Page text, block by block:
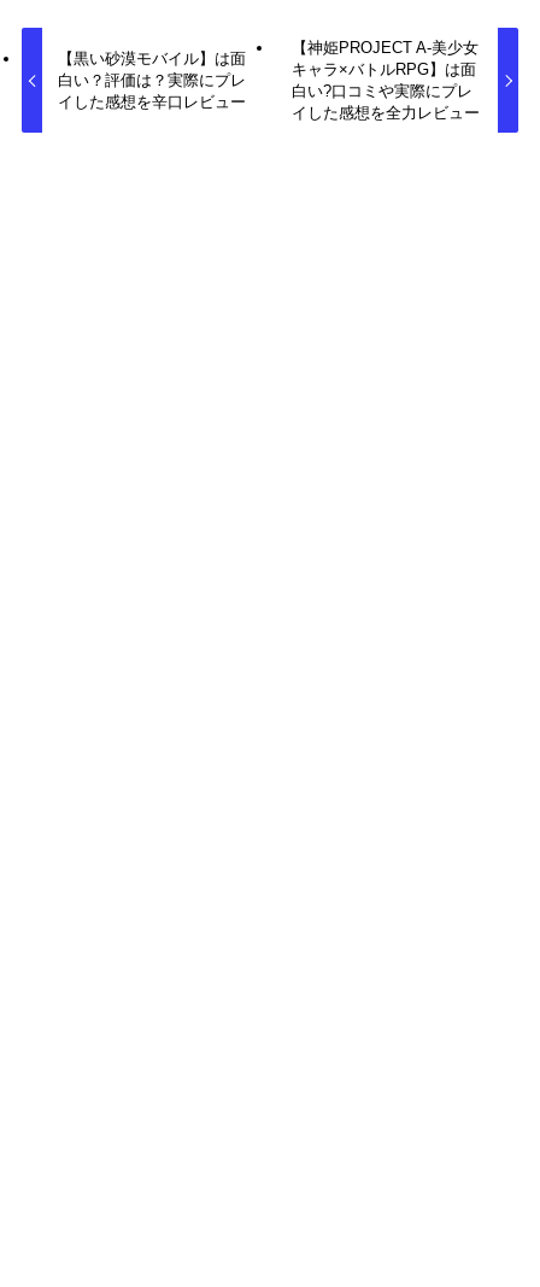
【黒い砂漠モバイル】は面
白い？評価は？実際にプレ
イした感想を辛口レビュー
【神姫PROJECT A-美少女
キャラ×バトルRPG】は面
白い?口コミや実際にプレ
イした感想を全力レビュー